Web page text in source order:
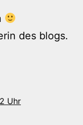
des blogs.
Uhr